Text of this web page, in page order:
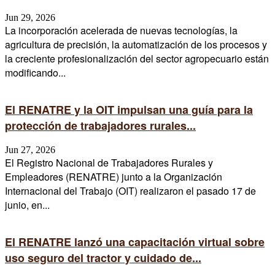
Jun 29, 2026
La incorporación acelerada de nuevas tecnologías, la
agricultura de precisión, la automatización de los procesos y
la creciente profesionalización del sector agropecuario están
modificando...
El RENATRE y la OIT impulsan una guía para la
protección de trabajadores rurales...
Jun 27, 2026
El Registro Nacional de Trabajadores Rurales y
Empleadores (RENATRE) junto a la Organización
Internacional del Trabajo (OIT) realizaron el pasado 17 de
junio, en...
El RENATRE lanzó una capacitación virtual sobre
uso seguro del tractor y cuidado de...